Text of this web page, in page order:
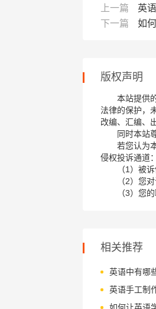
上一篇
英
下一篇
如
版权声明
本站提供
法律的保护，
改编、汇编、
同时本站
若您认为
侵权投诉通道
（1）被
（2）您
（3）您
相关推荐
英语中有哪
英语手工制